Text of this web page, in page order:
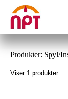
Produkter: Spyl/
Viser 1 produkter